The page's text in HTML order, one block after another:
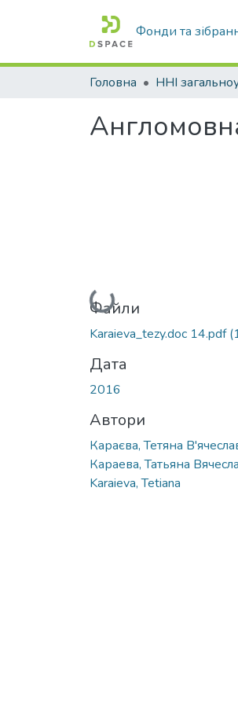
Фонди та
Головна
Вантажиться...
Файли
Karaieva_tezy.doc 14.pdf
Дата
2016
Автори
Караєва, Тетяна
Караева, Татьяна
Karaieva, Tetiana